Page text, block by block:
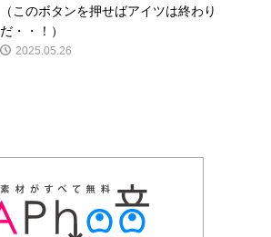
（このボタンを押せばアイツは終わり
だ・・！）
2025.05.26